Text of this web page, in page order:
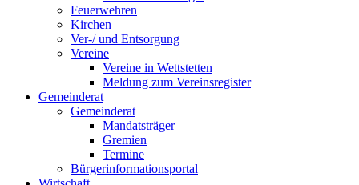
Feuerwehren
Kirchen
Ver-/ und Entsorgung
Vereine
Vereine in Wettstetten
Meldung zum Vereinsregister
Gemeinderat
Gemeinderat
Mandatsträger
Gremien
Termine
Bürgerinformationsportal